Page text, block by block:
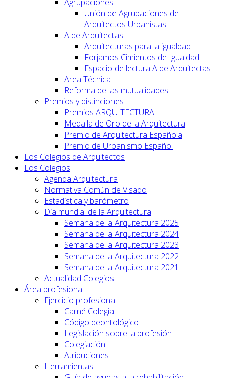
Unión de Agrupaciones de
Arquitectos Urbanistas
A de Arquitectas
Arquitecturas para la igualdad
Forjamos Cimientos de Igualdad
Espacio de lectura A de Arquitectas
Area Técnica
Reforma de las mutualidades
Premios y distinciones
Premios ARQUITECTURA
Medalla de Oro de la Arquitectura
Premio de Arquitectura Española
Premio de Urbanismo Español
Los Colegios de Arquitectos
Los Colegios
Agenda Arquitectura
Normativa Común de Visado
Estadística y barómetro
Día mundial de la Arquitectura
Semana de la Arquitectura 2025
Semana de la Arquitectura 2024
Semana de la Arquitectura 2023
Semana de la Arquitectura 2022
Semana de la Arquitectura 2021
Actualidad Colegios
Área profesional
Ejercicio profesional
Carné Colegial
Código deontológico
Legislación sobre la profesión
Colegiación
Atribuciones
Herramientas